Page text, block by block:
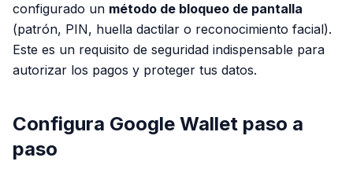
configurado un método de bloqueo de pantalla
(patrón, PIN, huella dactilar o reconocimiento facial).
Este es un requisito de seguridad indispensable para
autorizar los pagos y proteger tus datos.
Configura Google Wallet paso a
paso